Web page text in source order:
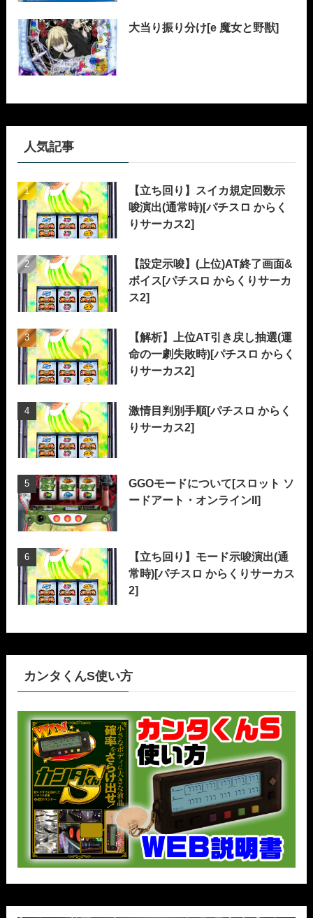
大当り振り分け[e 魔女と野獣]
人気記事
【立ち回り】スイカ規定回数示
唆演出(通常時)[パチスロ からく
りサーカス2]
【設定示唆】(上位)AT終了画面&
ボイス[パチスロ からくりサーカ
ス2]
【解析】上位AT引き戻し抽選(運
命の一劇失敗時)[パチスロ からく
りサーカス2]
激情目判別手順[パチスロ からく
りサーカス2]
GGOモードについて[スロット ソ
ードアート・オンラインII]
【立ち回り】モード示唆演出(通
常時)[パチスロ からくりサーカス
2]
カンタくんS使い方